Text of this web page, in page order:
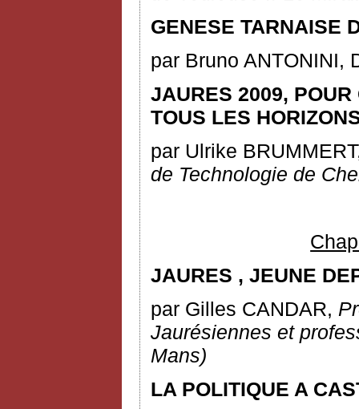
GENESE TARNAISE
par Bruno ANTONINI,
JAURES 2009,
TOUS LES
par Ulrike
de Technologie de
JAURES , JEUNE
par Gilles CANDAR,
Jaurésiennes et
Mans)
LA POLITIQUE A